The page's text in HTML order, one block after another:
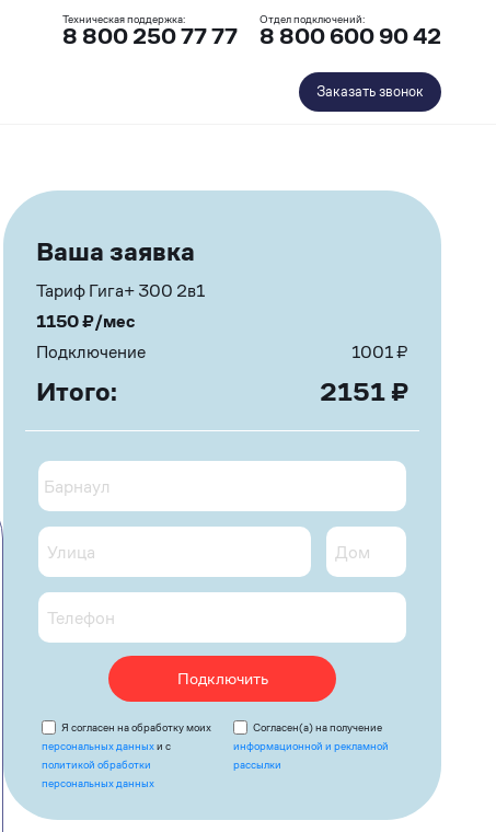
Техническая поддержка:
8 800 250 77 77
Отдел подключений:
8 800 600 90 42
Заказать звонок
Ваша заявка
Тариф Гига+ 300 2в1
1150₽/мес
Подключение
1001₽
Итого: 2151 ₽
Подключить
Я согласен на обработку моих
персональных данныхи с
политикой обработки
персональных данных
Согласен(а) на получение
информационной и рекламной
рассылки